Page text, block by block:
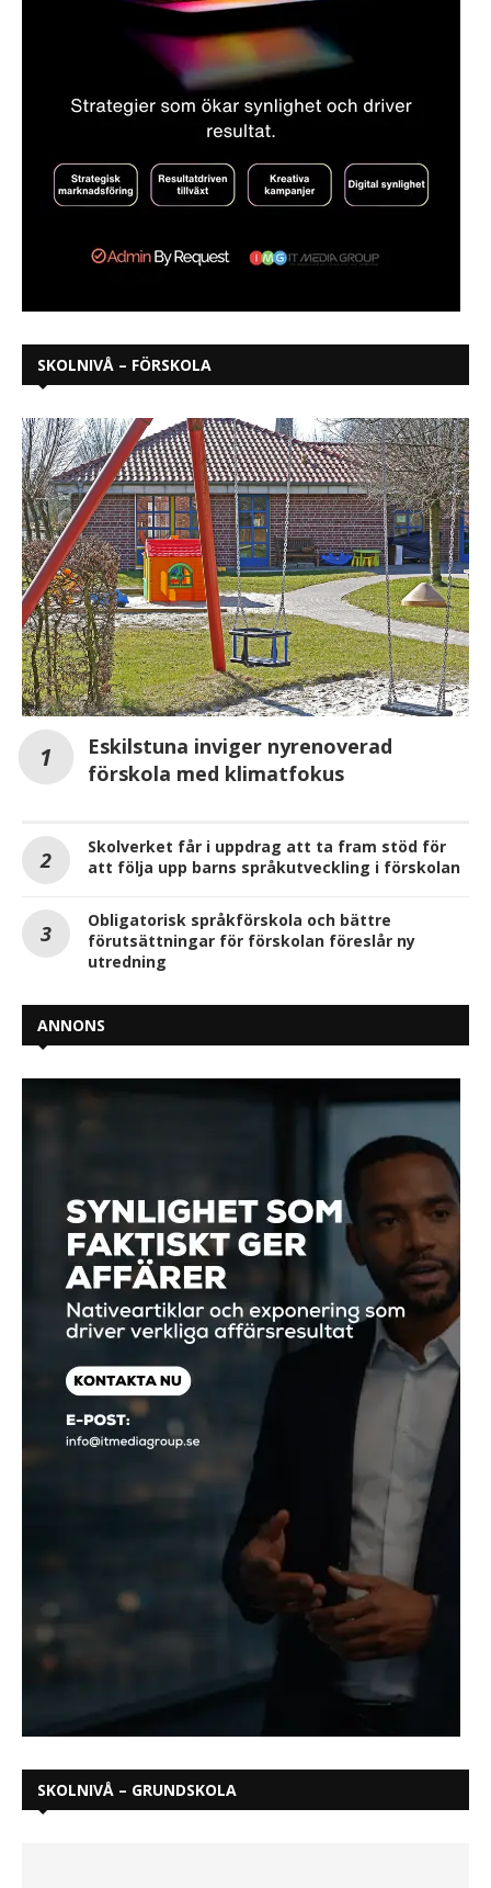
SKOLNIVÅ – FÖRSKOLA
Eskilstuna inviger nyrenoverad
förskola med klimatfokus
Skolverket får i uppdrag att ta fram stöd för
att följa upp barns språkutveckling i förskolan
Obligatorisk språkförskola och bättre
förutsättningar för förskolan föreslår ny
utredning
ANNONS
SKOLNIVÅ – GRUNDSKOLA